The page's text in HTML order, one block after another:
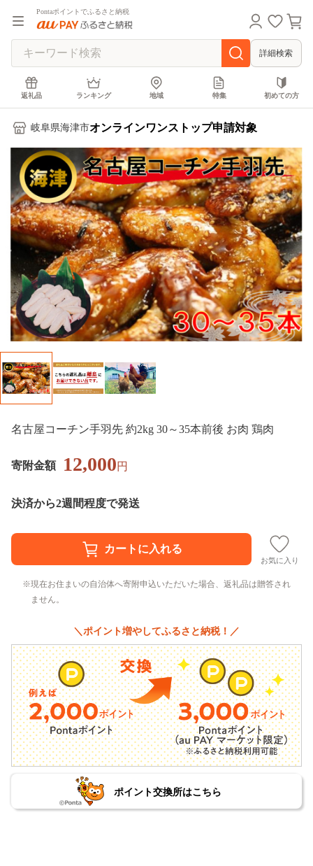
Pontaポイントでふるさと納税
詳細検索
返礼品 ランキング 地域 特集 初めての方
岐阜県海津市オンラインワンストップ申請対象
名古屋コーチン手羽先 約2kg 30～35本前後 お肉 鶏肉
寄附金額 12,000円
決済から2週間程度で発送
お気に入り
現在お住まいの自治体へ寄附申込いただいた場合、返礼品は贈答され
ません。
＼ポイント増やしてふるさと納税！／
ポイント交換所はこちら